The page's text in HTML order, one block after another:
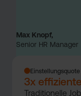
Max Knopf,
Senior HR Manager
3x
Traditionelle